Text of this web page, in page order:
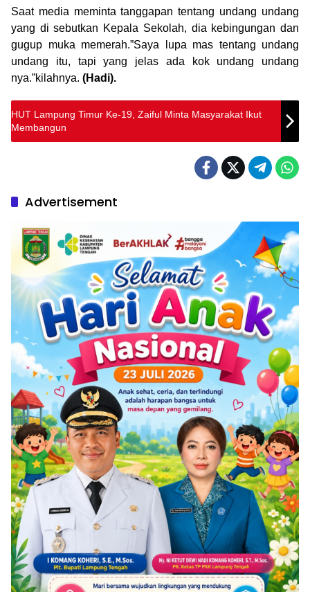
Saat media meminta tanggapan tentang undang undang
yang di sebutkan Kepala Sekolah, dia kebingungan dan
gugup muka memerah.”Saya lupa mas tentang undang
undang itu, tapi yang jelas ada kok undang undang
nya.”kilahnya. (Hadi).
HUT Lampung Timur Ke-19, Zaiful Minta Masyarakat Ikut
Membangun
Advertisement